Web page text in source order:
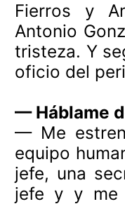
Fierros y
Antonio
tristeza. Y
oficio del
— Háblame
— Me
equipo
jefe, una
jefe y y me